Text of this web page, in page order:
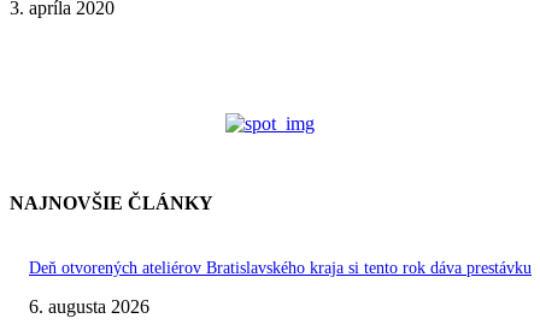
3. apríla 2020
NAJNOVŠIE ČLÁNKY
Deň otvorených ateliérov Bratislavského kraja si tento rok dáva prestávku
6. augusta 2026